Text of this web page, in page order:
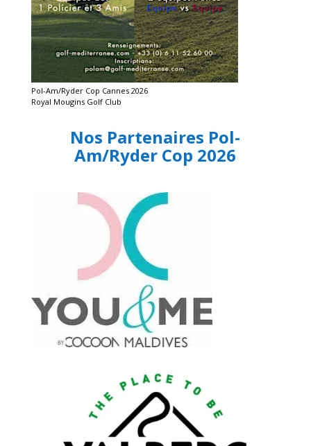
Pol-Am/Ryder Cop Cannes 2026
Royal Mougins Golf Club
Nos Partenaires Pol-
Am/Ryder Cop 2026